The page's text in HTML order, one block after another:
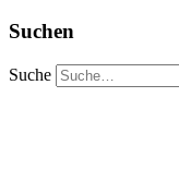
Suchen
Suche